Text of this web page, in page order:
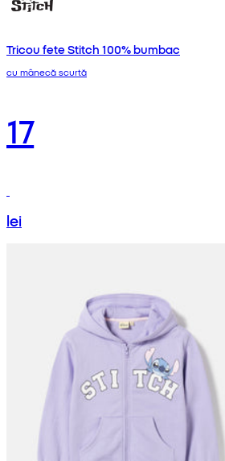
Tricou fete Stitch 100% bumbac
cu mânecă scurtă
17
lei